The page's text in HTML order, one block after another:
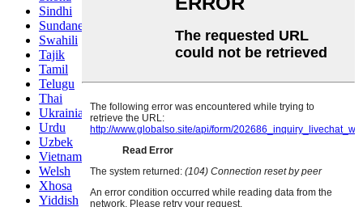
Sindhi
Sundanese
Swahili
Tajik
Tamil
Telugu
Thai
Ukrainian
Urdu
Uzbek
Vietnamese
Welsh
Xhosa
Yiddish